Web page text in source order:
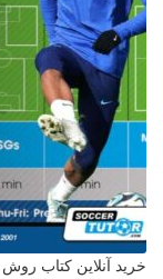
خرید آنلاین کتاب